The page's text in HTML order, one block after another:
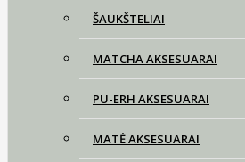
ŠAUKŠTELIAI
MATCHA AKSESUARAI
PU-ERH AKSESUARAI
MATĖ AKSESUARAI